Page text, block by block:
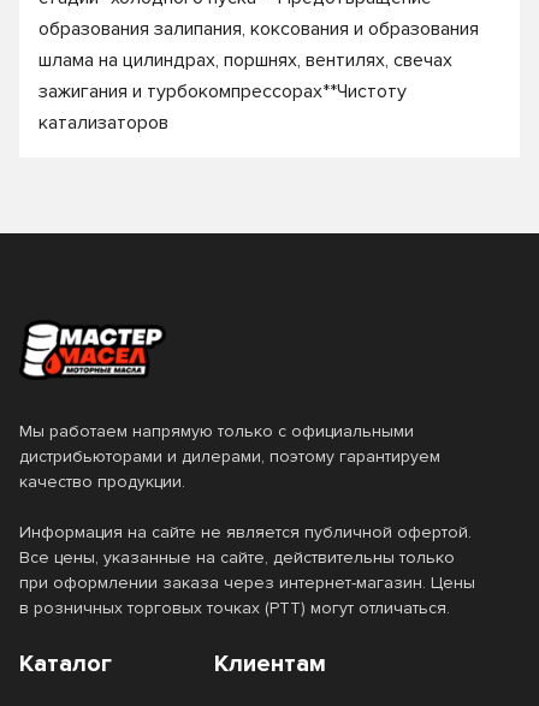
образования залипания, коксования и образования
шлама на цилиндрах, поршнях, вентилях, свечах
зажигания и турбокомпрессорах**Чистоту
катализаторов
Мы работаем напрямую только с официальными
дистрибьюторами и дилерами, поэтому гарантируем
качество продукции.
Информация на сайте не является публичной офертой.
Все цены, указанные на сайте, действительны только
при оформлении заказа через интернет-магазин. Цены
в розничных торговых точках (РТТ) могут отличаться.
Каталог Клиентам